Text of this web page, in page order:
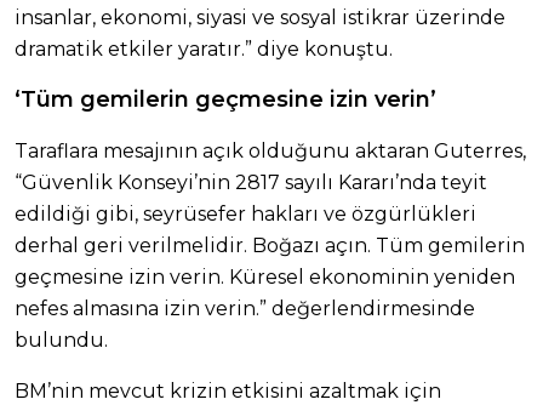
insanlar, ekonomi, siyasi ve sosyal istikrar üzerinde
dramatik etkiler yaratır.” diye konuştu.
‘Tüm gemilerin geçmesine izin verin’
Taraflara mesajının açık olduğunu aktaran Guterres,
“Güvenlik Konseyi’nin 2817 sayılı Kararı’nda teyit
edildiği gibi, seyrüsefer hakları ve özgürlükleri
derhal geri verilmelidir. Boğazı açın. Tüm gemilerin
geçmesine izin verin. Küresel ekonominin yeniden
nefes almasına izin verin.” değerlendirmesinde
bulundu.
BM’nin mevcut krizin etkisini azaltmak için